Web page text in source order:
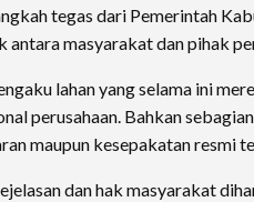
tegas dari Pemerintah
antara masyarakat dan pihak
lahan yang selama ini
perusahaan. Bahkan
maupun kesepakatan resmi
dan hak masyarakat